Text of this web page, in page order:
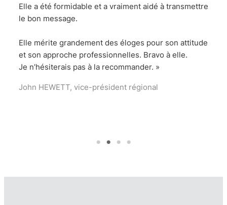
Elle a été formidable et a vraiment aidé à transmettre
le bon message.
Elle mérite grandement des éloges pour son attitude
et son approche professionnelles. Bravo à elle.
Je n’hésiterais pas à la recommander. »
John HEWETT, vice-président régional